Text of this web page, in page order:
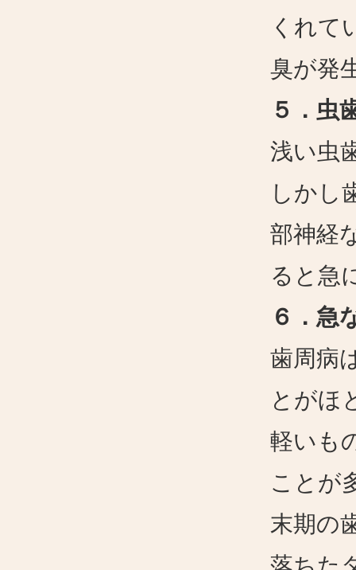
くれて
臭が発
５．虫
浅い虫
しかし
部神経
ると急
６．急
歯周病
とがほ
軽いも
ことが
末期の